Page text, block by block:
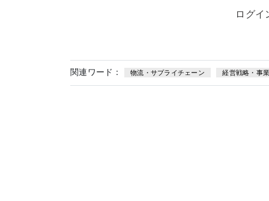
ログイ
関連ワード： 物流・サプライチェーン 経営戦略・事